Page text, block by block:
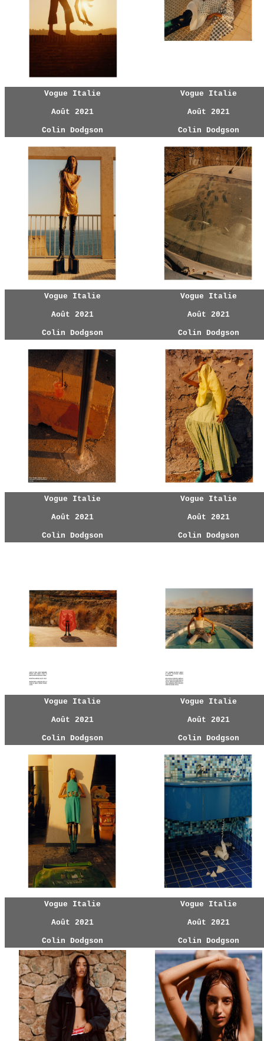
Vogue Italie
Août 2021
Colin Dodgson
Vogue Italie
Août 2021
Colin Dodgson
Vogue Italie
Août 2021
Colin Dodgson
Vogue Italie
Août 2021
Colin Dodgson
Vogue Italie
Août 2021
Colin Dodgson
Vogue Italie
Août 2021
Colin Dodgson
Vogue Italie
Août 2021
Colin Dodgson
Vogue Italie
Août 2021
Colin Dodgson
Vogue Italie
Août 2021
Colin Dodgson
Vogue Italie
Août 2021
Colin Dodgson